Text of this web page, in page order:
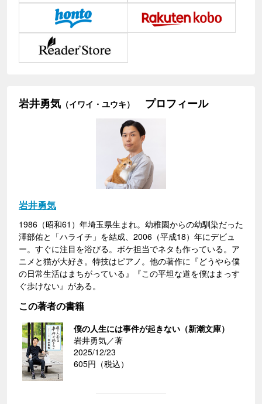
岩井勇気 （イワイ・ユウキ） プロフィール
岩井勇気
1986（昭和61）年埼玉県生まれ。幼稚園からの幼馴染だった
澤部佑と「ハライチ」を結成、2006（平成18）年にデビュ
ー。すぐに注目を浴びる。ボケ担当でネタも作っている。ア
ニメと猫が大好き。特技はピアノ。他の著作に『どうやら僕
の日常生活はまちがっている』『この平坦な道を僕はまっす
ぐ歩けない』がある。
この著者の書籍
僕の人生には事件が起きない（新潮文庫）
岩井勇気／著
2025/12/23
605円（税込）